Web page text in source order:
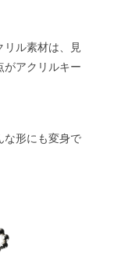
リル素材は、見
がアクリルキー
な形にも変身で